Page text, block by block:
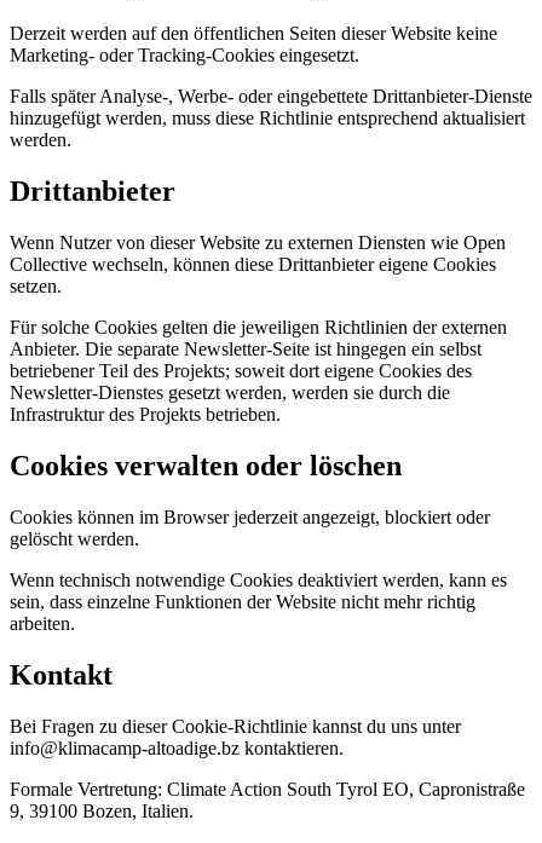
Derzeit werden auf den öffentlichen Seiten dieser Website keine
Marketing- oder Tracking-Cookies eingesetzt.
Falls später Analyse-, Werbe- oder eingebettete Drittanbieter-Dienste
hinzugefügt werden, muss diese Richtlinie entsprechend aktualisiert
werden.
Drittanbieter
Wenn Nutzer von dieser Website zu externen Diensten wie Open
Collective wechseln, können diese Drittanbieter eigene Cookies
setzen.
Für solche Cookies gelten die jeweiligen Richtlinien der externen
Anbieter. Die separate Newsletter-Seite ist hingegen ein selbst
betriebener Teil des Projekts; soweit dort eigene Cookies des
Newsletter-Dienstes gesetzt werden, werden sie durch die
Infrastruktur des Projekts betrieben.
Cookies verwalten oder löschen
Cookies können im Browser jederzeit angezeigt, blockiert oder
gelöscht werden.
Wenn technisch notwendige Cookies deaktiviert werden, kann es
sein, dass einzelne Funktionen der Website nicht mehr richtig
arbeiten.
Kontakt
Bei Fragen zu dieser Cookie-Richtlinie kannst du uns unter
info@klimacamp-altoadige.bz kontaktieren.
Formale Vertretung: Climate Action South Tyrol EO, Capronistraße
9, 39100 Bozen, Italien.